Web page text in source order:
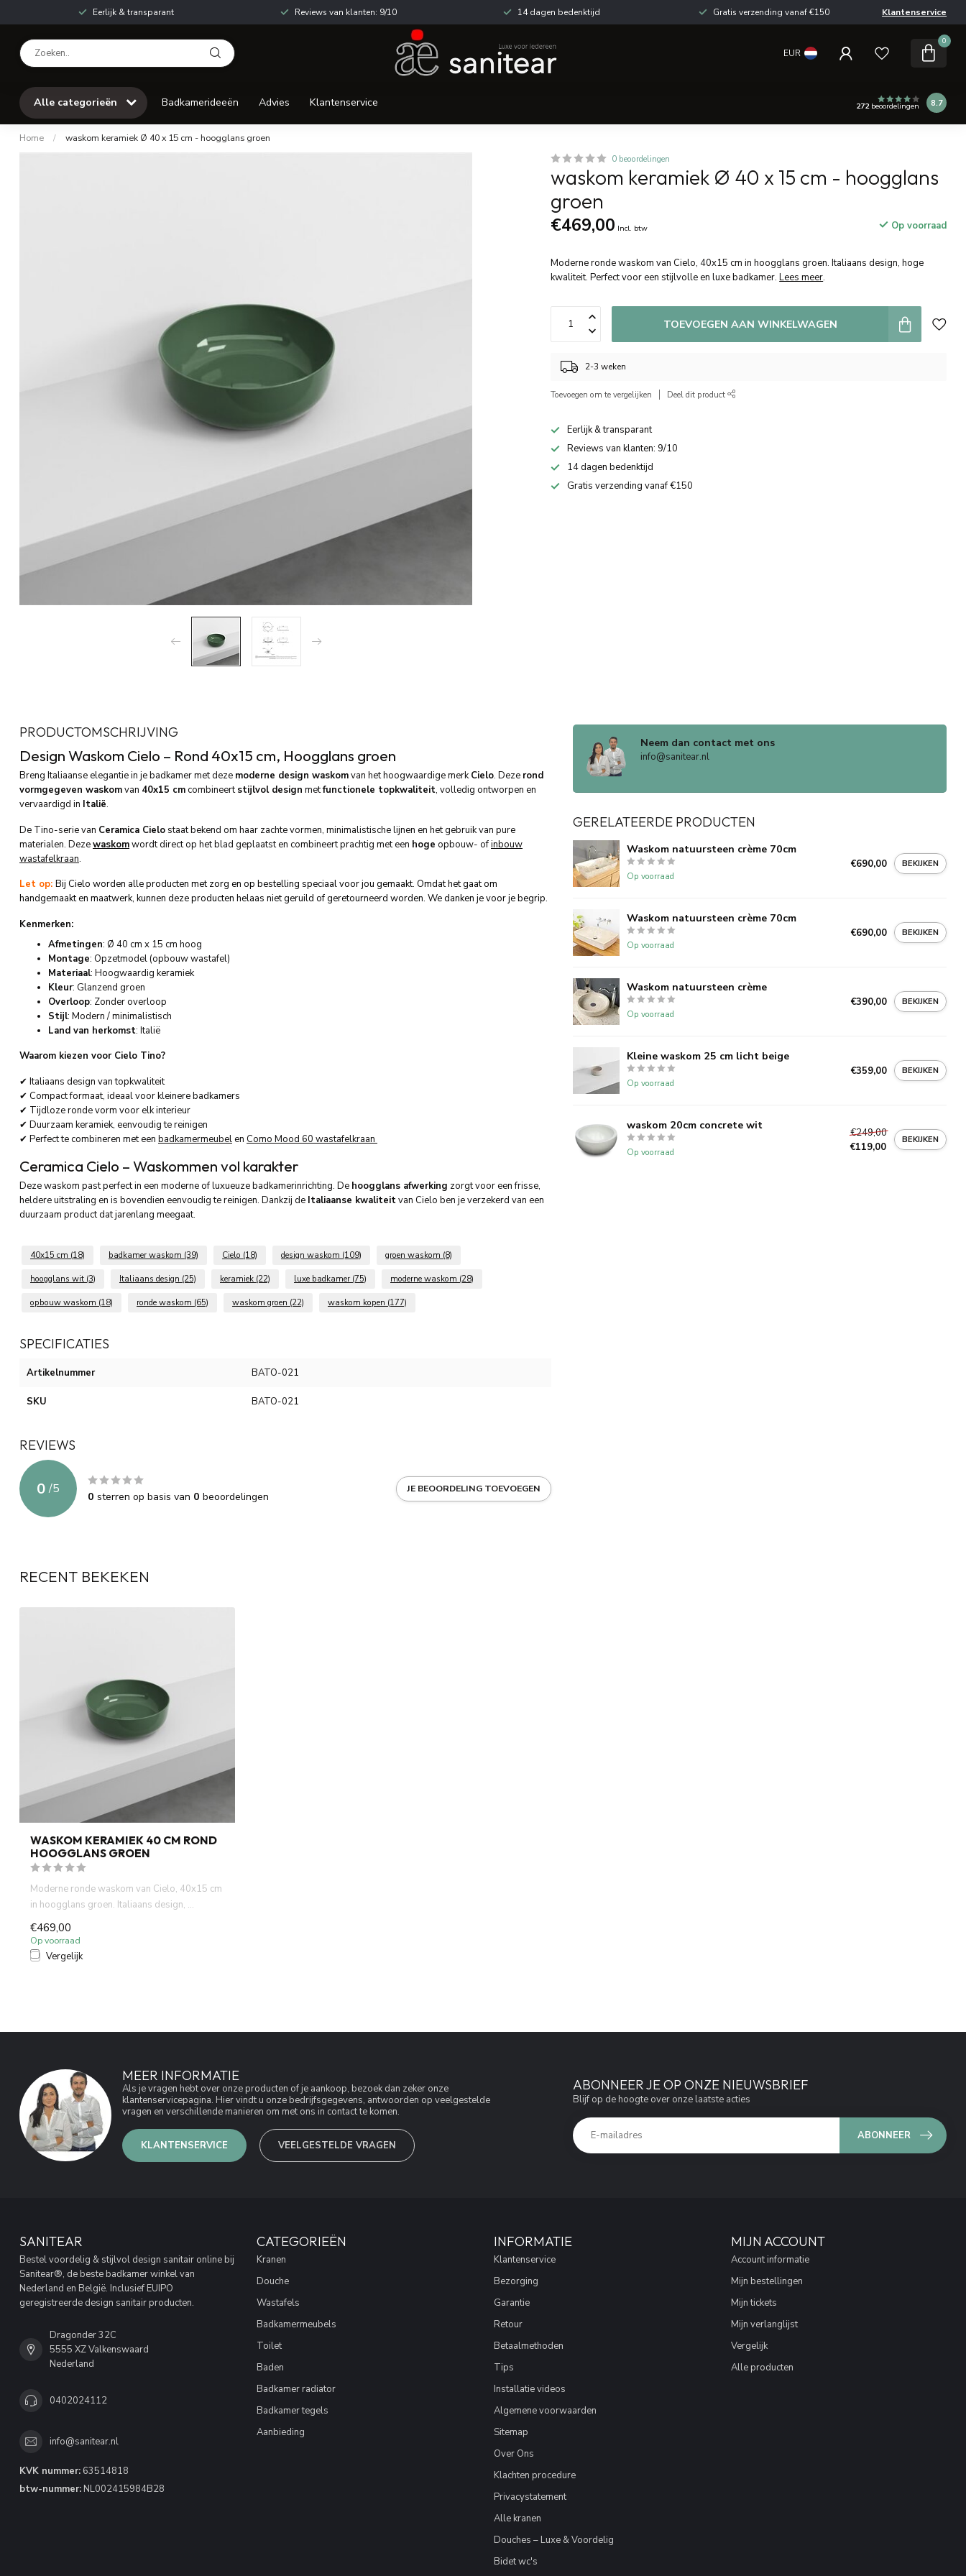
Eerlijk & transparant Reviews van klanten: 9/10 14 dagen bedenktijd Gratis verzending vanaf €150 Klantenservice
EUR
0
Alle categorieën Badkamerideeën Advies Klantenservice 272beoordelingen 8.7
Home /
waskom keramiek Ø 40 x 15 cm - hoogglans groen
0 beoordelingen
waskom keramiek Ø 40 x 15 cm - hoogglans
groen
€469,00 Incl. btw Op voorraad
Moderne ronde waskom van Cielo, 40x15 cm in hoogglans groen. Italiaans design, hoge
kwaliteit. Perfect voor een stijlvolle en luxe badkamer.Lees meer.
TOEVOEGEN AAN WINKELWAGEN
2-3 weken
Toevoegen om te vergelijken Deel dit product
Eerlijk & transparant
Reviews van klanten: 9/10
14 dagen bedenktijd
Gratis verzending vanaf €150
PRODUCTOMSCHRIJVING
Design Waskom Cielo – Rond 40x15 cm, Hoogglans groen
Breng Italiaanse elegantie in je badkamer met deze moderne design waskomvan het hoogwaardige merkCielo. Deze rond
vormgegeven waskomvan 40x15 cmcombineertstijlvol design metfunctionele topkwaliteit, volledig ontworpen en
vervaardigd in Italië.
De Tino-serie van Ceramica Cielo staat bekend om haar zachte vormen, minimalistische lijnen en het gebruik van pure
materialen. Dezewaskomwordt direct op het blad geplaatst en combineert prachtig met een hoge opbouw- ofinbouw
wastafelkraan.
Let op: Bij Cielo worden alle producten met zorg en op bestelling speciaal voor jou gemaakt. Omdat het gaat om
handgemaakt en maatwerk, kunnen deze producten helaas niet geruild of geretourneerd worden. We danken je voor je begrip.
Kenmerken:
Afmetingen: Ø 40 cm x 15 cm hoog
Montage: Opzetmodel (opbouw wastafel)
Materiaal: Hoogwaardig keramiek
Kleur: Glanzend groen
Overloop: Zonder overloop
Stijl: Modern / minimalistisch
Land van herkomst: Italië
Waarom kiezen voor Cielo Tino?
✔ Italiaans design van topkwaliteit
✔ Compact formaat, ideaal voor kleinere badkamers
✔ Tijdloze ronde vorm voor elk interieur
✔ Duurzaam keramiek, eenvoudig te reinigen
✔ Perfect te combineren met een badkamermeubelen Como Mood 60 wastafelkraan
Ceramica Cielo – Waskommen vol karakter
Deze waskom past perfect in een moderne of luxueuze badkamerinrichting. De hoogglans afwerking zorgt voor een frisse,
heldere uitstraling en is bovendien eenvoudig te reinigen. Dankzij de Italiaanse kwaliteitvan Cielo ben je verzekerd van een
duurzaam product dat jarenlang meegaat.
40x15 cm (18) badkamer waskom (39) Cielo (18) design waskom (109) groen waskom (8)
hoogglans wit (3) Italiaans design (25) keramiek (22) luxe badkamer (75) moderne waskom (28)
opbouw waskom (18) ronde waskom (65) waskom groen (22) waskom kopen (177)
SPECIFICATIES
Artikelnummer BATO-021
SKU BATO-021
REVIEWS
0 /5
0 sterren op basis van 0 beoordelingen
JE BEOORDELING TOEVOEGEN
Neem dan contact met ons
info@sanitear.nl
GERELATEERDE PRODUCTEN
Waskom natuursteen crème 70cm
Op voorraad
€690,00 BEKIJKEN
Waskom natuursteen crème 70cm
Op voorraad
€690,00 BEKIJKEN
Waskom natuursteen crème
Op voorraad
€390,00 BEKIJKEN
Kleine waskom 25 cm licht beige
Op voorraad
€359,00 BEKIJKEN
waskom 20cm concrete wit
Op voorraad
€249,00
€119,00
BEKIJKEN
RECENT BEKEKEN
WASKOM KERAMIEK 40 CM ROND
HOOGGLANS GROEN
Moderne ronde waskom van Cielo, 40x15 cm
in hoogglans groen. Italiaans design, ...
€469,00
Op voorraad
Vergelijk
MEER INFORMATIE
Als je vragen hebt over onze producten of je aankoop, bezoek dan zeker onze
klantenservicepagina. Hier vindt u onze bedrijfsgegevens, antwoorden op veelgestelde
vragen en verschillende manieren om met ons in contact te komen.
KLANTENSERVICE VEELGESTELDE VRAGEN
ABONNEER JE OP ONZE NIEUWSBRIEF
Blijf op de hoogte over onze laatste acties
ABONNEER
SANITEAR
Bestel voordelig & stijlvol design sanitair online bij
Sanitear®, de beste badkamer winkel van
Nederland en België. Inclusief EUIPO
geregistreerde design sanitair producten.
Dragonder 32C
5555 XZ Valkenswaard
Nederland
0402024112
info@sanitear.nl
KVK nummer: 63514818
btw-nummer: NL002415984B28
CATEGORIEËN
Kranen
Douche
Wastafels
Badkamermeubels
Toilet
Baden
Badkamer radiator
Badkamer tegels
Aanbieding
INFORMATIE
Klantenservice
Bezorging
Garantie
Retour
Betaalmethoden
Tips
Installatie videos
Algemene voorwaarden
Sitemap
Over Ons
Klachten procedure
Privacystatement
Alle kranen
Douches – Luxe & Voordelig
Bidet wc's
MIJN ACCOUNT
Account informatie
Mijn bestellingen
Mijn tickets
Mijn verlanglijst
Vergelijk
Alle producten